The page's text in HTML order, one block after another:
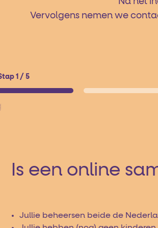
Vervolgens nemen we
1 / 5
Is een online
Jullie beheersen beide de